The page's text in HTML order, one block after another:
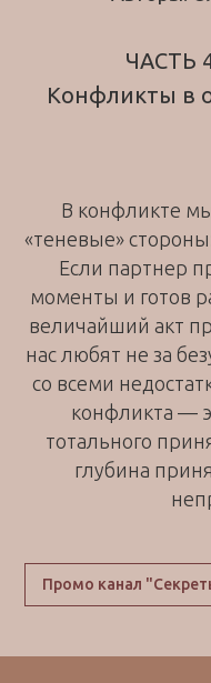
ЧАСТЬ
Конфликты в
В конфликте
«теневые»
Если партнер
моменты и готов
величайший акт
нас любят не за
со всеми
конфликта —
тотального
глубина
Промо канал